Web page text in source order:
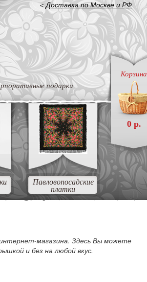
<Доставка по Москве и РФ
Корзина
0 р.
подарки
Павловопосадские
платки
магазина. Здесь Вы можете
и без на любой вкус.